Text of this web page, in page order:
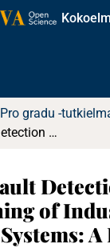
Intelligent Fault Detection During Commissioning of Industrial Automation Systems: A Hybrid and Explainable Approach
of